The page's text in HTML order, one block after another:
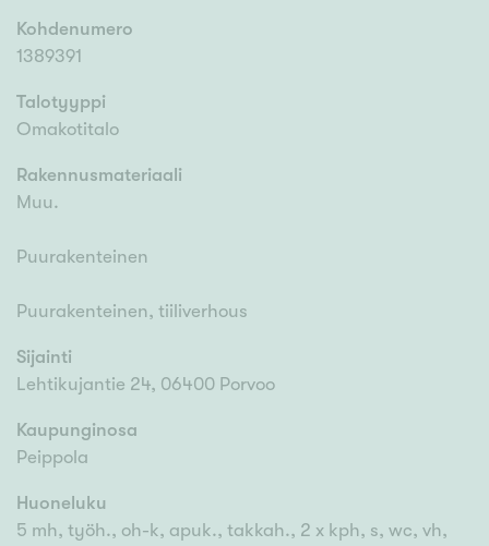
Kohdenumero
1389391
Talotyyppi
Omakotitalo
Rakennusmateriaali
Muu.
Puurakenteinen
Puurakenteinen, tiiliverhous
Sijainti
Lehtikujantie 24, 06400 Porvoo
Kaupunginosa
Peippola
Huoneluku
5 mh, työh., oh-k, apuk., takkah., 2 x kph, s, wc, vh,